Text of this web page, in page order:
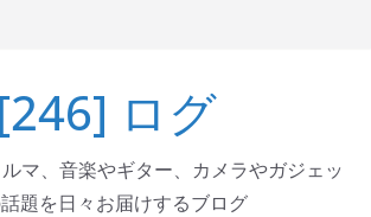
[246] ログ
マ、音楽やギター、カメラやガジェッ
話題を日々お届けするブログ